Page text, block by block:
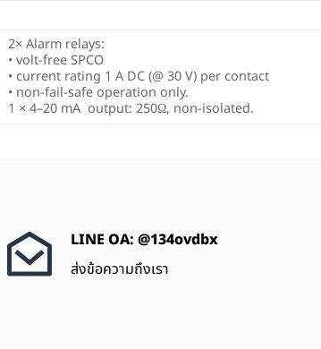
2× Alarm relays:
• volt-free SPCO
• current rating 1 A DC (@ 30 V) per contact
• non-fail-safe operation only.
1 × 4–20 mA output: 250Ω, non-isolated.
LINE OA: @134ovdbx
ส่งข้อความถึงเรา